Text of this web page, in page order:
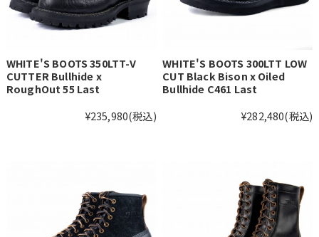
WHITE'S BOOTS 350LTT-V
CUTTER Bullhide x
RoughOut 55 Last
¥235,980(税込)
WHITE'S BOOTS 300LTT LOW
CUT Black Bison x Oiled
Bullhide C461 Last
¥282,480(税込)